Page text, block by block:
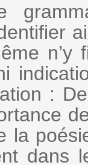
n’y
:
la
dans